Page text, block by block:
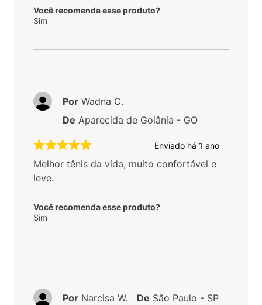
Você recomenda esse produto?
Sim
Enviado há 1 ano
Melhor tênis da vida, muito confortável e
leve.
Você recomenda esse produto?
Sim
Por Wadna C.
De Aparecida de Goiânia - GO
Por Narcisa W. De São Paulo - SP